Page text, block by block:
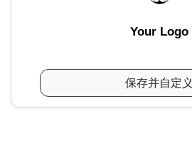
Your Logo
保存并自定义